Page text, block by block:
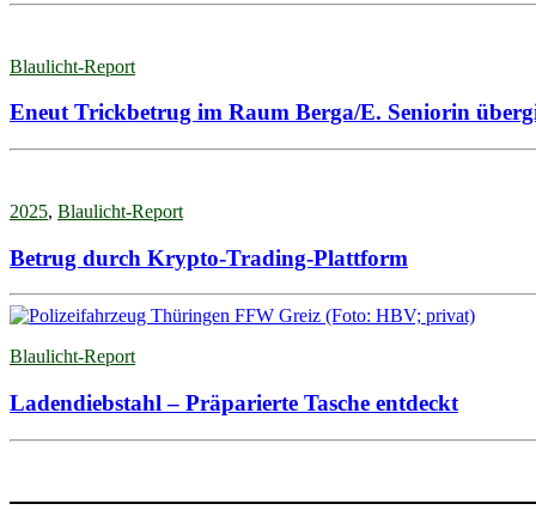
Blaulicht-Report
Eneut Trickbetrug im Raum Berga/E. Seniorin
2025, Blaulicht-Report
Betrug durch Krypto-Trading-Plattform
Blaulicht-Report
Ladendiebstahl – Präparierte Tasche entdeckt